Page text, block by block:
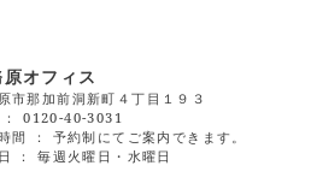
オフィス
市那加前洞新町４丁目１９３
：0120-40-3031
間 ： 予約制にてご案内できます。
： 毎週火曜日・水曜日